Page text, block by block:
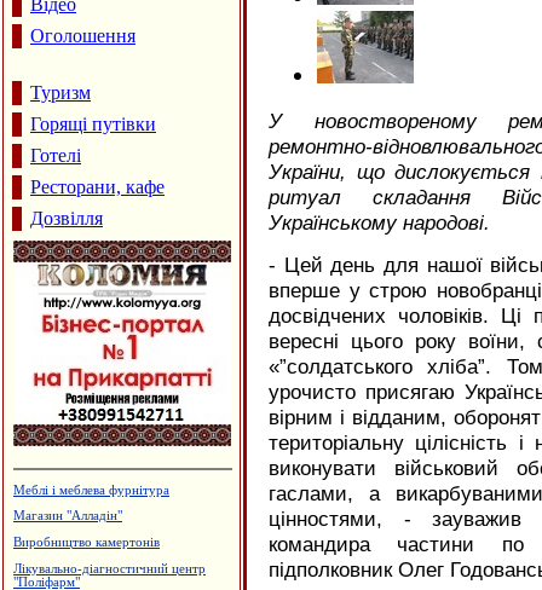
Відео
Оголошення
Туризм
Горящі путівки
Готелі
Ресторани, кафе
Дозвілля
Магазин-склад "Теплий дім",
устаткування штампів і пресформ,
Пейнтбол
У новоствореному
ремонтно-
України, що дислокується
ритуал складання
Українському народові.
- Цей день для нашої
вперше у строю
досвідчених чоловіків.
вересні цього року
«”солдатського хліба”.
урочисто присягаю
вірним і відданим,
територіальну цілісність
виконувати військовий
гаслами, а
цінностями, ‑ зауважив
командира частини
підполковник Олег